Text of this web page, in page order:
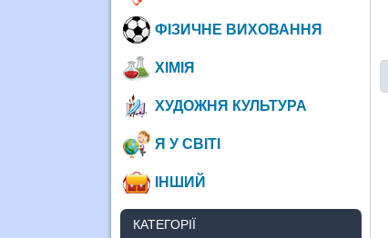
ФІЗИЧНЕ ВИХОВАННЯ
ХІМІЯ
ХУДОЖНЯ КУЛЬТУРА
Я У СВІТІ
ІНШИЙ
КАТЕГОРІЇ